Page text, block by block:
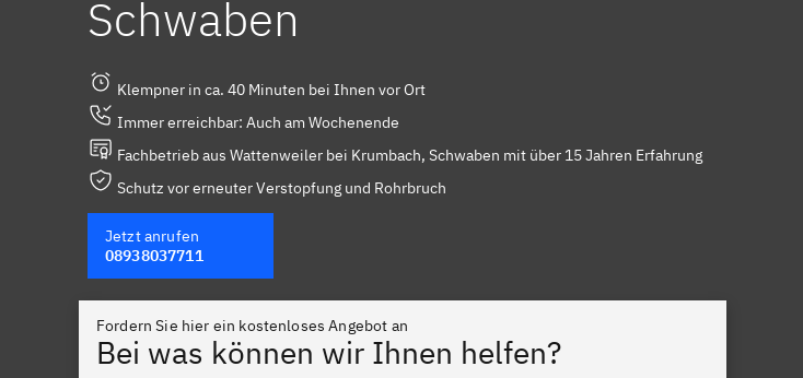
Schwaben
Klempner in ca. 40 Minuten bei Ihnen vor Ort
Immer erreichbar: Auch am Wochenende
Fachbetrieb aus Wattenweiler bei Krumbach, Schwaben mit über 15 Jahren Erfahrung
Schutz vor erneuter Verstopfung und Rohrbruch
Jetzt anrufen
08938037711
Fordern Sie hier ein kostenloses Angebot an
Bei was können wir Ihnen helfen?